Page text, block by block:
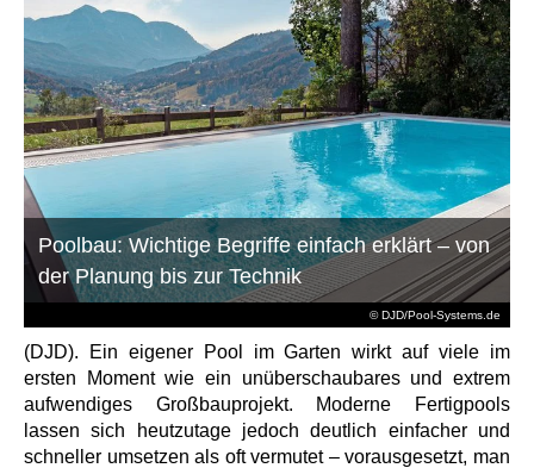
© DJD/Pool-Systems.de
Poolbau: Wichtige Begriffe einfach erklärt – von
der Planung bis zur Technik
(DJD). Ein eigener Pool im Garten wirkt auf viele im
ersten Moment wie ein unüberschaubares und extrem
aufwendiges Großbauprojekt. Moderne Fertigpools
lassen sich heutzutage jedoch deutlich einfacher und
schneller umsetzen als oft vermutet – vorausgesetzt, man